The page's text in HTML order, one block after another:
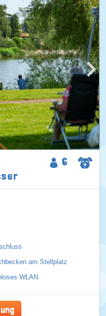
6
am Stellplatz
WLAN